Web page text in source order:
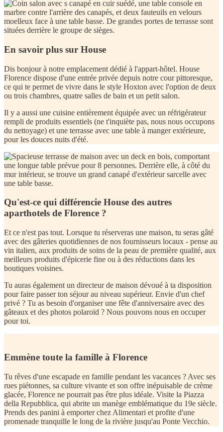
En savoir plus sur House
Dis bonjour à notre emplacement dédié à l'appart-hôtel. House
Florence dispose d'une entrée privée depuis notre cour pittoresque,
ce qui te permet de vivre dans le style Hoxton avec l'option de deux
ou trois chambres, quatre salles de bain et un petit salon.
Il y a aussi une cuisine entièrement équipée avec un réfrigérateur
rempli de produits essentiels (ne t'inquiète pas, nous nous occupons
du nettoyage) et une terrasse avec une table à manger extérieure,
pour les douces nuits d'été.
Qu'est-ce qui différencie House des autres
aparthotels de Florence ?
Et ce n'est pas tout. Lorsque tu réserveras une maison, tu seras gâté
avec des gâteries quotidiennes de nos fournisseurs locaux - pense au
vin italien, aux produits de soins de la peau de première qualité, aux
meilleurs produits d'épicerie fine ou à des réductions dans les
boutiques voisines.
Tu auras également un directeur de maison dévoué à ta disposition
pour faire passer ton séjour au niveau supérieur. Envie d'un chef
privé ? Tu as besoin d'organiser une fête d'anniversaire avec des
gâteaux et des photos polaroïd ? Nous pouvons nous en occuper
pour toi.
Emmène toute la famille à Florence
Tu rêves d'une escapade en famille pendant les vacances ? Avec ses
rues piétonnes, sa culture vivante et son offre inépuisable de crème
glacée, Florence ne pourrait pas être plus idéale. Visite la Piazza
della Repubblica, qui abrite un manège emblématique du 19e siècle.
Prends des panini à emporter chez Alimentari et profite d'une
promenade tranquille le long de la rivière jusqu'au Ponte Vecchio.